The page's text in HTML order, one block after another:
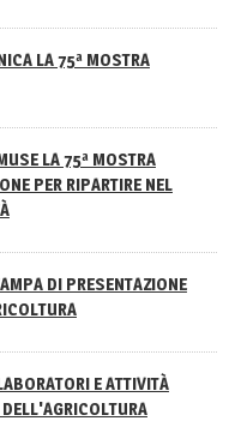
LA 75ª MOSTRA
LA 75ª MOSTRA
PER RIPARTIRE NEL
DI PRESENTAZIONE
E ATTIVITÀ